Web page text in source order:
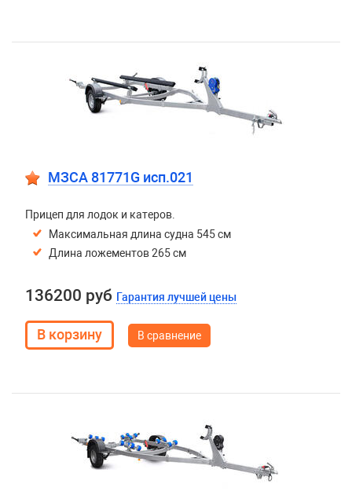
МЗСА 81771G исп.021
Прицеп для лодок и катеров.
Максимальная длина судна 545 см
Длина ложементов 265 см
136200 руб Гарантия лучшей цены
В сравнение